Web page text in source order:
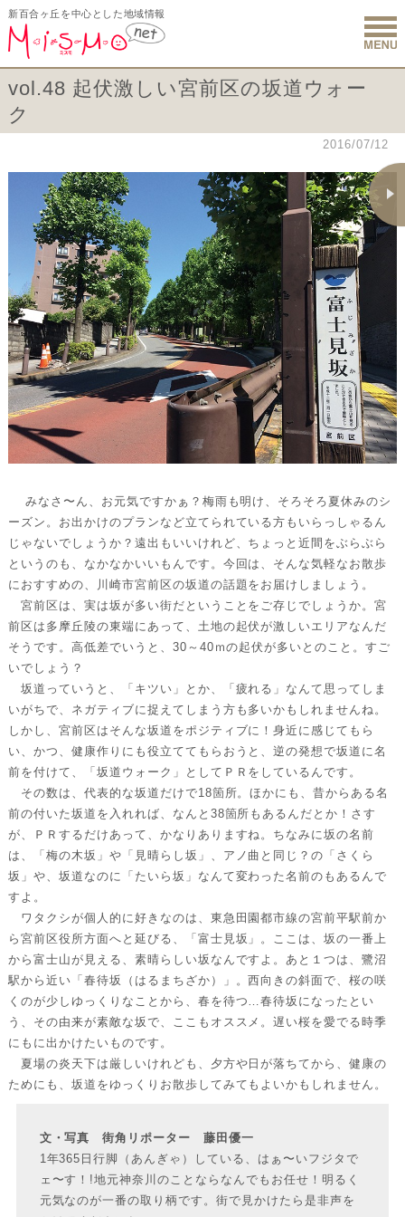
新百合ヶ丘を中心とした地域情報
新百合ヶ
vol.48 起伏激しい宮前区の坂道ウォー
ク
2016/07/12
みなさ〜ん、お元気ですかぁ？梅雨も明け、そろそろ夏休みのシ
ーズン。お出かけのプランなど立てられている方もいらっしゃるん
じゃないでしょうか？遠出もいいけれど、ちょっと近間をぶらぶら
というのも、なかなかいいもんです。今回は、そんな気軽なお散歩
におすすめの、川崎市宮前区の坂道の話題をお届けしましょう。
宮前区は、実は坂が多い街だということをご存じでしょうか。宮
前区は多摩丘陵の東端にあって、土地の起伏が激しいエリアなんだ
そうです。高低差でいうと、30～40ｍの起伏が多いとのこと。すご
いでしょう？
坂道っていうと、「キツい」とか、「疲れる」なんて思ってしま
いがちで、ネガティブに捉えてしまう方も多いかもしれませんね。
しかし、宮前区はそんな坂道をポジティブに！身近に感じてもら
い、かつ、健康作りにも役立ててもらおうと、逆の発想で坂道に名
前を付けて、「坂道ウォーク」としてＰＲをしているんです。
その数は、代表的な坂道だけで18箇所。ほかにも、昔からある名
前の付いた坂道を入れれば、なんと38箇所もあるんだとか！さす
が、ＰＲするだけあって、かなりありますね。ちなみに坂の名前
は、「梅の木坂」や「見晴らし坂」、アノ曲と同じ？の「さくら
坂」や、坂道なのに「たいら坂」なんて変わった名前のもあるんで
すよ。
ワタクシが個人的に好きなのは、東急田園都市線の宮前平駅前か
ら宮前区役所方面へと延びる、「富士見坂」。ここは、坂の一番上
から富士山が見える、素晴らしい坂なんですよ。あと１つは、鷺沼
駅から近い「春待坂（はるまちざか）」。西向きの斜面で、桜の咲
くのが少しゆっくりなことから、春を待つ…春待坂になったとい
う、その由来が素敵な坂で、ここもオススメ。遅い桜を愛でる時季
にもに出かけたいものです。
夏場の炎天下は厳しいけれども、夕方や日が落ちてから、健康の
ためにも、坂道をゆっくりお散歩してみてもよいかもしれません。
文・写真 街角リポーター 藤田優一
1年365日行脚（あんぎゃ）している、はぁ〜いフジタで
ェ〜す！!地元神奈川のことならなんでもお任せ！明るく
元気なのが一番の取り柄です。街で見かけたら是非声を